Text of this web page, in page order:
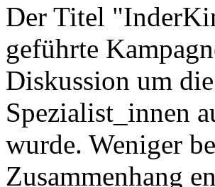
Der Titel
geführte
Diskussion um
Spezialist_innen
wurde. Weniger
Zusammenhang